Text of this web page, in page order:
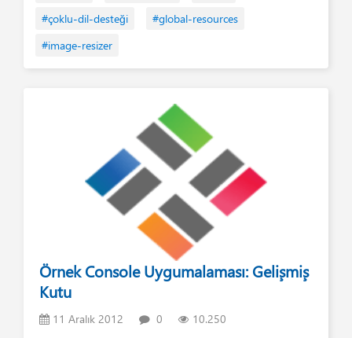
#çoklu-dil-desteği
#global-resources
#image-resizer
Örnek Console Uygumalaması: Gelişmiş
Kutu
11 Aralık 2012 0 10.250